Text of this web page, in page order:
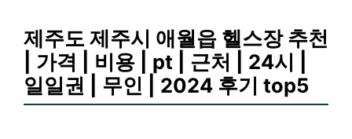
제주도 제주시 애월읍 헬스장 추천
| 가격 | 비용 | pt | 근처 | 24시 |
일일권 | 무인 | 2024 후기 top5